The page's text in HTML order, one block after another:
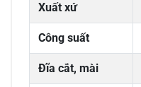
Xuất xứ
Công suất
Đĩa cắt, mài